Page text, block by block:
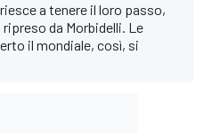
a tenere il loro passo,
da Morbidelli. Le
il mondiale, così, si